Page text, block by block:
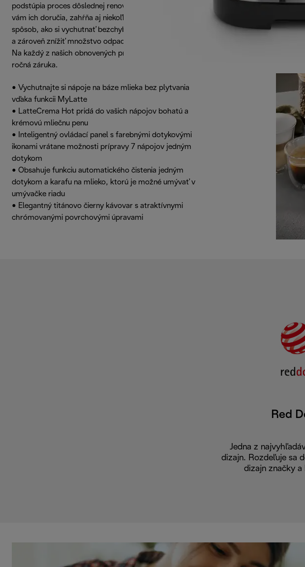
podstúpia proces dôslednej renovácie, ktorý predtým, ako
vám ich doručia, zahŕňa aj niekoľko testov. Ideálny
spôsob, ako si vychutnať bezchybný zážitok z kávy
a zároveň znížiť množstvo odpadu.
Na každý z našich obnovených produktov sa vzťahuje 2-
ročná záruka.
• Vychutnajte si nápoje na báze mlieka bez plytvania
vďaka funkcii MyLatte
• LatteCrema Hot pridá do vašich nápojov bohatú a
krémovú mliečnu penu
• Inteligentný ovládací panel s farebnými dotykovými
ikonami vrátane možnosti prípravy 7 nápojov jedným
dotykom
• Obsahuje funkciu automatického čistenia jedným
dotykom a karafu na mlieko, ktorú je možné umývať v
umývačke riadu
• Elegantný titánovo čierny kávovar s atraktívnymi
chrómovanými povrchovými úpravami
Red
Jedna z
dizajn. Rozdeľuje sa
dizajn značky a